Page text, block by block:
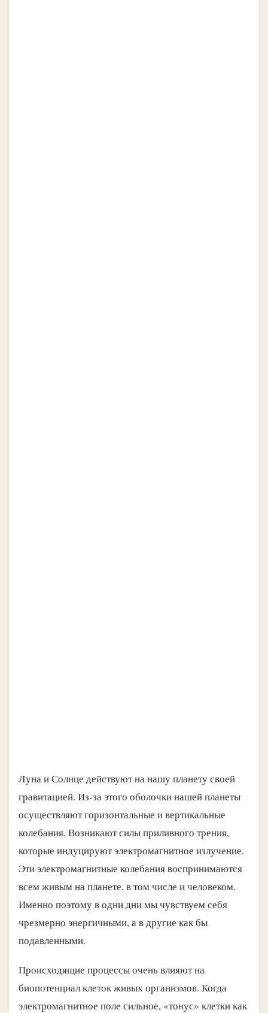
Луна и Солнце действуют на нашу планету своей
гравитацией. Из-за этого оболочки нашей планеты
осуществляют горизонтальные и вертикальные
колебания. Возникают силы приливного трения,
которые индуцируют электромагнитное излучение.
Эти электромагнитные колебания воспринимаются
всем живым на планете, в том числе и человеком.
Именно поэтому в одни дни мы чувствуем себя
чрезмерно энергичными, а в другие как бы
подавленными.
Происходящие процессы очень влияют на
биопотенциал клеток живых организмов. Когда
электромагнитное поле сильное, «тонус» клетки как